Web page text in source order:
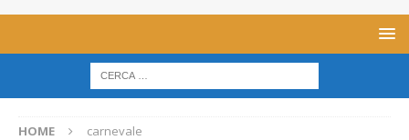
HOME carnevale